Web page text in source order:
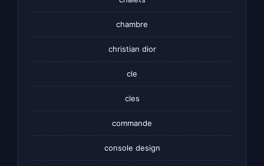
chambre
christian dior
cle
cles
commande
console design